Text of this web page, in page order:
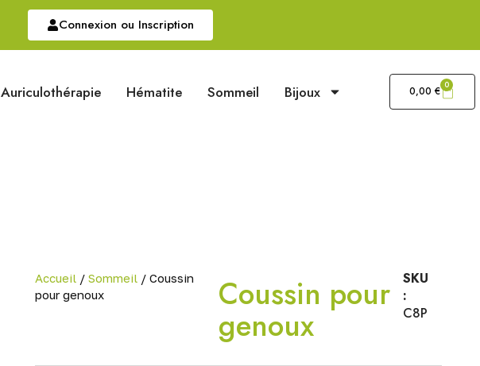
Connexion ou Inscription
Auriculothérapie Hématite Sommeil Bijoux 0,00€ 0
Accueil / Sommeil / Coussin
pour genoux
Coussin pour
genoux
SKU
:
C8P